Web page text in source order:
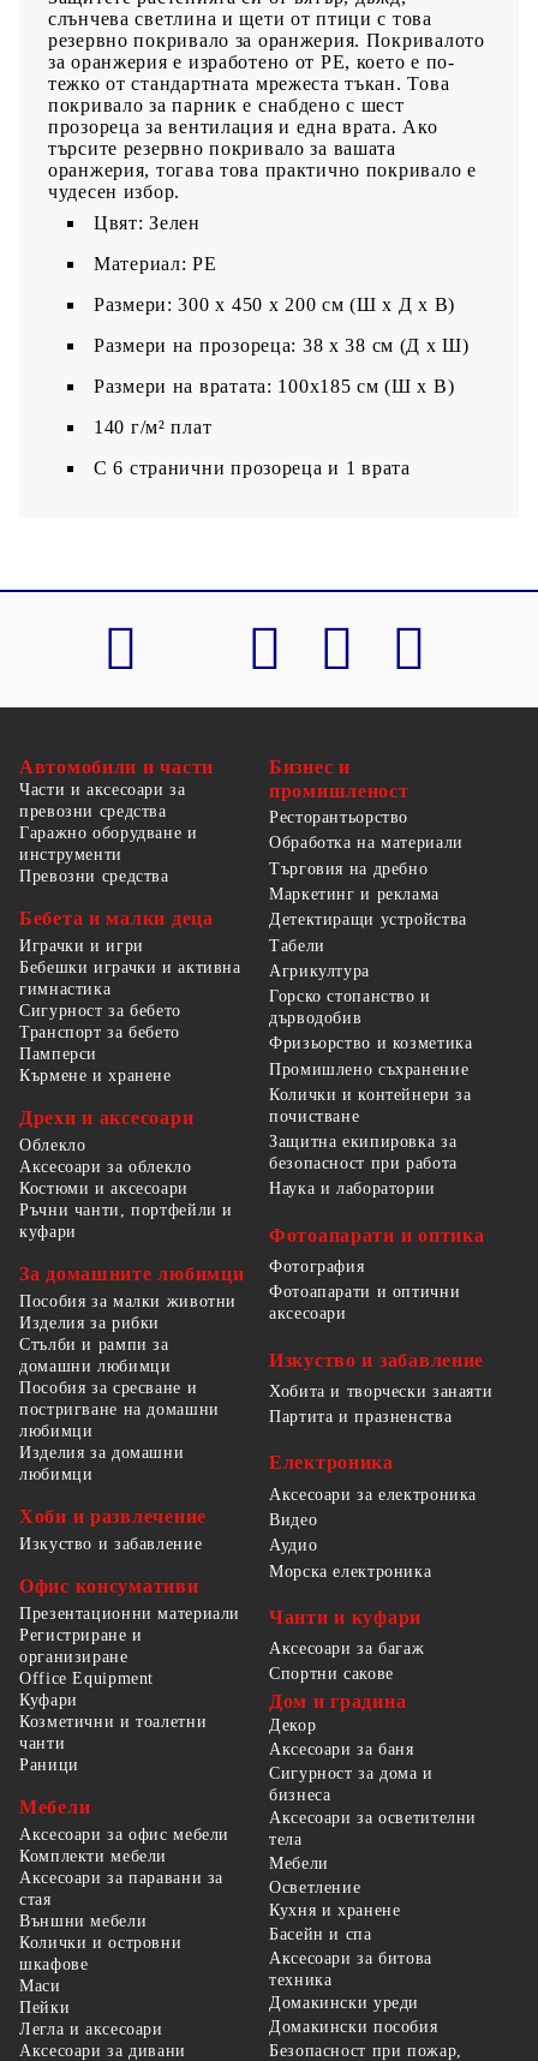
слънчева светлина и щети от птици с това
резервно покривало за оранжерия. Покривалото
за оранжерия е изработено от PE, което е по-
тежко от стандартната мрежеста тъкан. Това
покривало за парник е снабдено с шест
прозореца за вентилация и една врата. Ако
търсите резервно покривало за вашата
оранжерия, тогава това практично покривало е
чудесен избор.
Цвят: Зелен
Материал: PE
Размери: 300 x 450 x 200 см (Ш x Д x В)
Размери на прозореца: 38 x 38 см (Д x Ш)
Размери на вратата: 100x185 см (Ш x В)
140 г/м² плат
С 6 странични прозореца и 1 врата
Автомобили и части
Части и аксесоари за
превозни средства
Гаражно оборудване и
инструменти
Превозни средства
Бебета и малки деца
Играчки и игри
Бебешки играчки и активна
гимнастика
Сигурност за бебето
Транспорт за бебето
Памперси
Кърмене и хранене
Дрехи и аксесоари
Облекло
Аксесоари за облекло
Костюми и аксесоари
Ръчни чанти, портфейли и
куфари
За домашните любимци
Пособия за малки животни
Изделия за рибки
Стълби и рампи за
домашни любимци
Пособия за сресване и
постригване на домашни
любимци
Изделия за домашни
любимци
Хоби и развлечение
Изкуство и забавление
Офис консумативи
Презентационни материали
Регистриране и
организиране
Office Equipment
Бизнес и
промишленост
Ресторантьорство
Обработка на материали
Търговия на дребно
Маркетинг и реклама
Детектиращи устройства
Табели
Агрикултура
Горско стопанство и
дърводобив
Фризьорство и козметика
Промишлено съхранение
Колички и контейнери за
почистване
Защитна екипировка за
безопасност при работа
Наука и лаборатории
Фотоапарати и оптика
Фотография
Фотоапарати и оптични
аксесоари
Изкуство и забавление
Хобита и творчески занаяти
Партита и празненства
Електроника
Аксесоари за електроника
Видео
Аудио
Морска електроника
Чанти и куфари
Аксесоари за багаж
Спортни сакове
Куфари
Козметични и тоалетни
чанти
Раници
Мебели
Аксесоари за офис мебели
Комплекти мебели
Аксесоари за паравани за
стая
Външни мебели
Колички и островни
шкафове
Маси
Пейки
Легла и аксесоари
Аксесоари за дивани
Дом и градина
Декор
Аксесоари за баня
Сигурност за дома и
бизнеса
Аксесоари за осветителни
тела
Мебели
Осветление
Кухня и хранене
Басейн и спа
Аксесоари за битова
техника
Домакински уреди
Домакински пособия
Безопасност при пожар,